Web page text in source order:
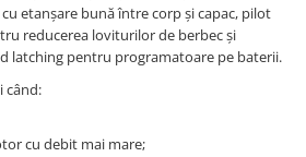
etanșare bună între corp și capac, pilot
reducerea loviturilor de berbec și
latching pentru programatoare pe baterii.
când:
cu debit mai mare;